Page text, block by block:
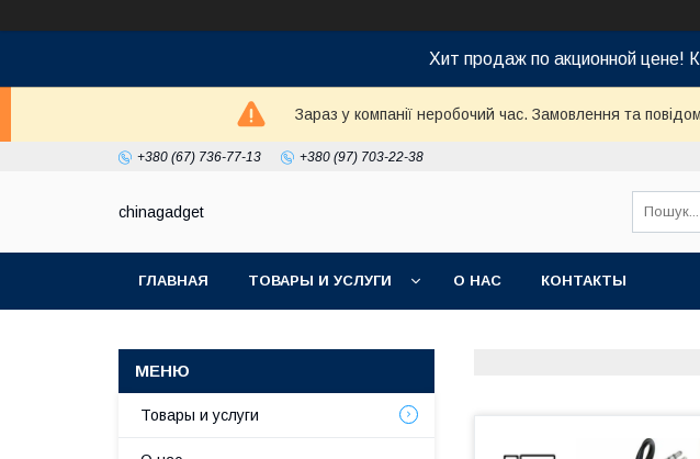
Хит продаж по акционной цене!
Зараз у компанії неробочий час. Замовлення та
+380 (67) 736-77-13 +380 (97) 703-22-38
chinagadget
ГЛАВНАЯ ТОВАРЫ И УСЛУГИ О НАС КОНТАКТЫ
Товары и услуги